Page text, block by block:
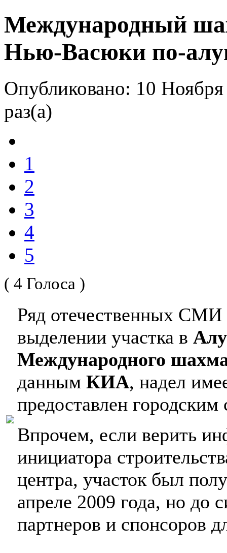
Международный
Нью-Васюки по-
Опубликовано: 10
раз(а)
1
2
3
4
5
( 4 Голоса )
Ряд отечественных СМИ
выделении участка в
Международного
данным КИА, надел
предоставлен городским
Впрочем, если верить
инициатора
центра, участок был
апреле 2009 года, но до
партнеров и спонсоров